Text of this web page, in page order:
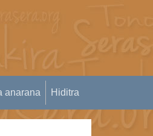
anarana Hiditra